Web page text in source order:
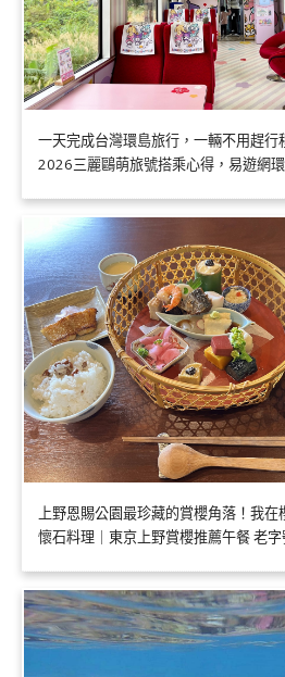
一天完成台灣環島旅行，一輛不用趕行
2026三麗鷗萌旅號搭乘心得，易遊網
上野恩賜公園最珍藏的賞櫻角落！我
懷石料理｜東京上野賞櫻推薦午餐 老